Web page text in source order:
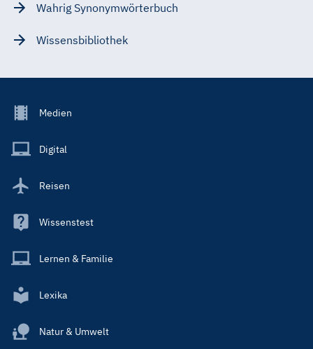
Wahrig Synonymwörterbuch
Wissensbibliothek
Footer
Main
Medien
Digital
Reisen
Wissenstest
Lernen & Familie
Lexika
Natur & Umwelt